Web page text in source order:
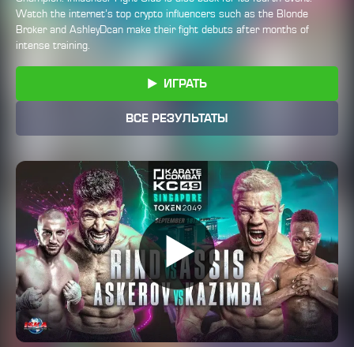
Watch the internet’s top crypto influencers such as the Blonde
Broker and AshleyDcan make their fight debuts after months of
intense training.
ИГРАТЬ
ВСЕ РЕЗУЛЬТАТЫ